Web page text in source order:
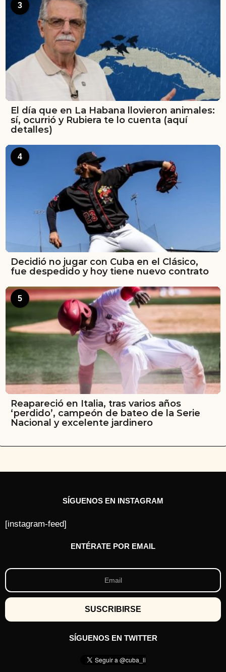
3
El día que en La Habana llovieron animales:
sí, ocurrió y Rubiera te lo cuenta (aquí
detalles)
4
Decidió no jugar con Cuba en el Clásico,
fue despedido y hoy tiene nuevo contrato
5
Reapareció en Italia, tras varios años
‘perdido’, campeón de bateo de la Serie
Nacional y excelente jardinero
SÍGUENOS EN INSTAGRAM
[instagram-feed]
ENTÉRATE POR EMAIL
SÍGUENOS EN TWITTER